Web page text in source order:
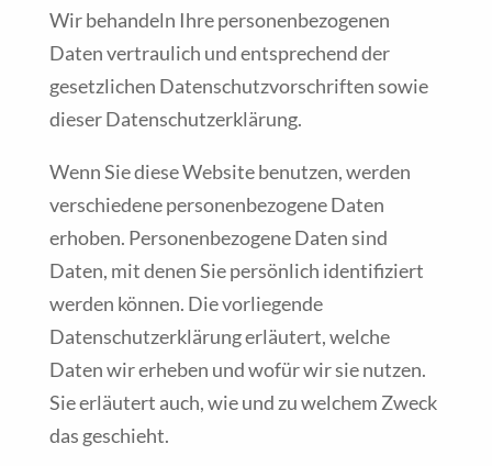
Wir behandeln Ihre personenbezogenen
Daten vertraulich und entsprechend der
gesetzlichen Datenschutzvorschriften sowie
dieser Datenschutzerklärung.
Wenn Sie diese Website benutzen, werden
verschiedene personenbezogene Daten
erhoben. Personenbezogene Daten sind
Daten, mit denen Sie persönlich identifiziert
werden können. Die vorliegende
Datenschutzerklärung erläutert, welche
Daten wir erheben und wofür wir sie nutzen.
Sie erläutert auch, wie und zu welchem Zweck
das geschieht.